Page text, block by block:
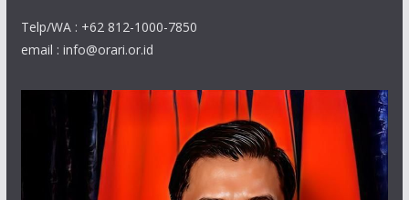
Telp/WA : +62 812-1000-7850
email : info@orari.or.id